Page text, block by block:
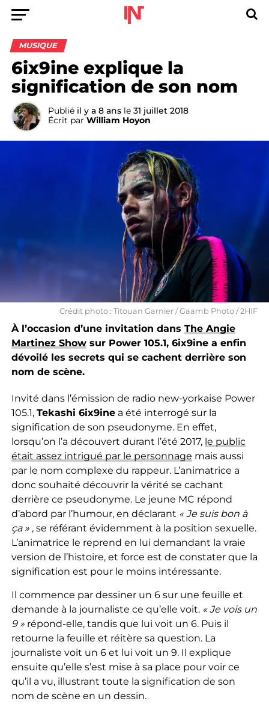
MUSIQUE
6ix9ine explique la
signification de son nom
Publié il y a 8 ans le 31 juillet 2018
Écrit par William Hoyon
Crédit photo : Titouan Garnier / Gaamb Photo / 2HIF
À l’occasion d’une invitation dans The Angie
Martinez Showsur Power 105.1, 6ix9ine a enfin
dévoilé les secrets qui se cachent derrière son
nom de scène.
Invité dans l’émission de radio new-yorkaise Power
105.1, Tekashi 6ix9inea été interrogé sur la
signification de son pseudonyme. En effet,
lorsqu’on l’a découvert durant l’été 2017, le public
était assez intrigué par le personnage mais aussi
par le nom complexe du rappeur. L’animatrice a
donc souhaité découvrir la vérité se cachant
derrière ce pseudonyme. Le jeune MC répond
d’abord par l’humour, en déclarant « Je suis bon à
ça » , se référant évidemment à la position sexuelle.
L’animatrice le reprend en lui demandant la vraie
version de l’histoire, et force est de constater que la
signification est pour le moins intéressante.
Il commence par dessiner un 6 sur une feuille et
demande à la journaliste ce qu’elle voit. « Je vois un
9 » répond-elle, tandis que lui voit un 6. Puis il
retourne la feuille et réitère sa question. La
journaliste voit un 6 et lui voit un 9. Il explique
ensuite qu’elle s’est mise à sa place pour voir ce
qu’il a vu, illustrant toute la signification de son
nom de scène en un dessin.